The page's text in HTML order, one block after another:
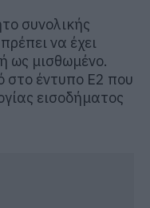
συνολικής
να έχει
ως μισθωμένο.
στο έντυπο Ε2 που
εισοδήματος